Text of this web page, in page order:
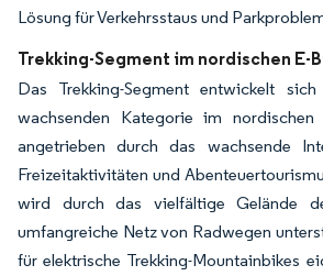
Lösung für Verkehrsstaus und
Trekking-Segment im nordischen E-
Das Trekking-Segment entwickelt
wachsenden Kategorie im nordischen
angetrieben durch das wachsende
Freizeitaktivitäten und
wird durch das vielfältige Gelände
umfangreiche Netz von Radwegen
für elektrische Trekking-Mountainbikes